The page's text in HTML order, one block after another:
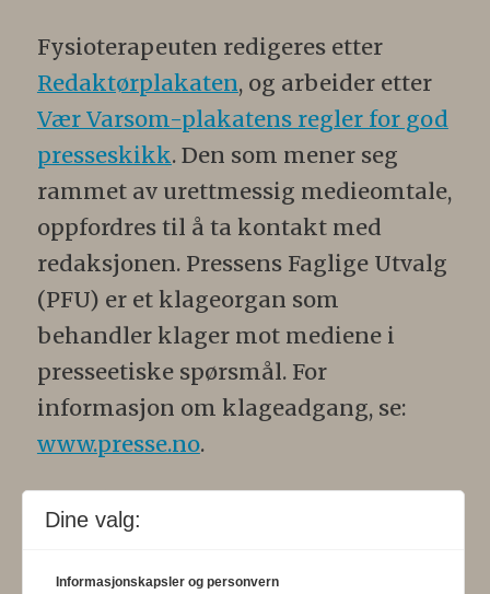
Fysioterapeuten redigeres etter
Redaktørplakaten, og arbeider etter
Vær Varsom-plakatens regler for god
presseskikk. Den som mener seg
rammet av urettmessig medieomtale,
oppfordres til å ta kontakt med
redaksjonen. Pressens Faglige Utvalg
(PFU) er et klageorgan som
behandler klager mot mediene i
presseetiske spørsmål. For
informasjon om klageadgang, se:
www.presse.no.
skal gjennom en saklig og fri
informasjons- og opinionsformidling
Dine valg:
Informasjonskapsler og personvern